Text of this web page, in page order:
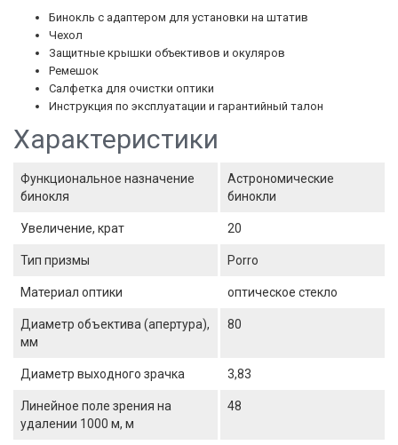
Бинокль с адаптером для установки на штатив
Чехол
Защитные крышки объективов и окуляров
Ремешок
Салфетка для очистки оптики
Инструкция по эксплуатации и гарантийный талон
Характеристики
Функциональное назначение
бинокля
Астрономические
бинокли
Увеличение, крат 20
Тип призмы Porro
Материал оптики оптическое стекло
Диаметр объектива (апертура),
мм
80
Диаметр выходного зрачка 3,83
Линейное поле зрения на
удалении 1000 м, м
48